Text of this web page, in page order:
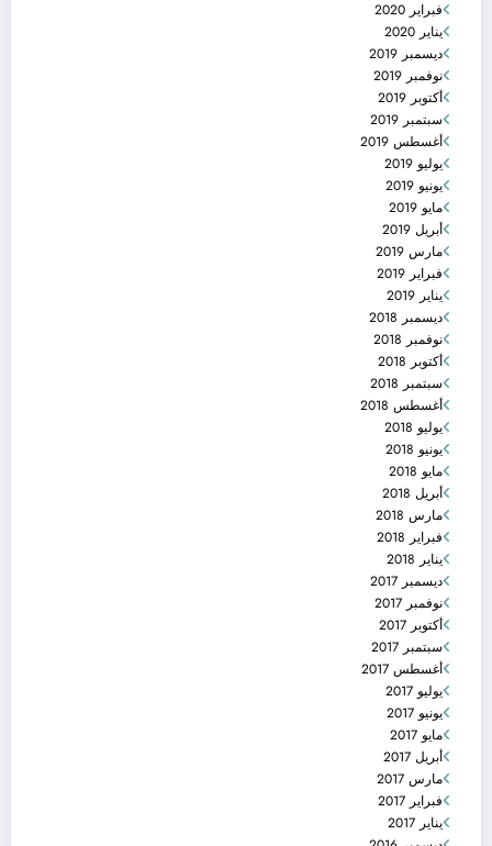
فبراير 2020
يناير 2020
ديسمبر 2019
نوفمبر 2019
أكتوبر 2019
سبتمبر 2019
أغسطس 2019
يوليو 2019
يونيو 2019
مايو 2019
أبريل 2019
مارس 2019
فبراير 2019
يناير 2019
ديسمبر 2018
نوفمبر 2018
أكتوبر 2018
سبتمبر 2018
أغسطس 2018
يوليو 2018
يونيو 2018
مايو 2018
أبريل 2018
مارس 2018
فبراير 2018
يناير 2018
ديسمبر 2017
نوفمبر 2017
أكتوبر 2017
سبتمبر 2017
أغسطس 2017
يوليو 2017
يونيو 2017
مايو 2017
أبريل 2017
مارس 2017
فبراير 2017
يناير 2017